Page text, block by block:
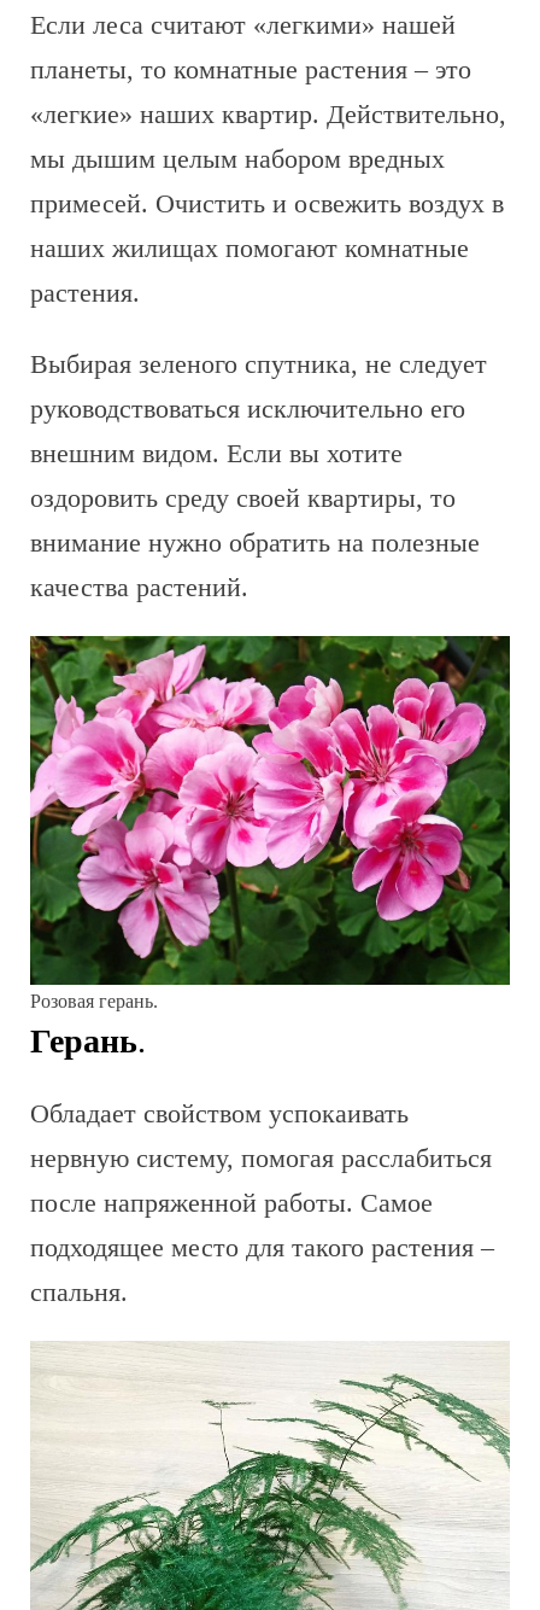
Если леса считают «легкими» нашей
планеты, то комнатные растения – это
«легкие» наших квартир. Действительно,
мы дышим целым набором вредных
примесей. Очистить и освежить воздух в
наших жилищах помогают комнатные
растения.
Выбирая зеленого спутника, не следует
руководствоваться исключительно его
внешним видом. Если вы хотите
оздоровить среду своей квартиры, то
внимание нужно обратить на полезные
качества растений.
Розовая герань.
Герань.
Обладает свойством успокаивать
нервную систему, помогая расслабиться
после напряженной работы. Самое
подходящее место для такого растения –
спальня.